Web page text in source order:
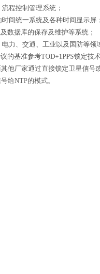
程控制管理系统；
统一系统及各种时间显示屏；
据库的保存及维护等系统；
、交通、工业以及国防等领
的基准参考TOD+1PPS锁定技
他厂家通过直接锁定卫星信号
给NTP的模式。